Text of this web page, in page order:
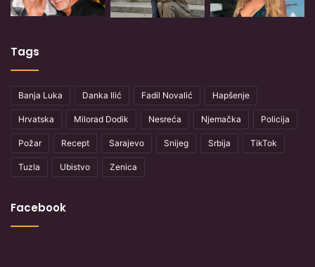
Tags
Banja Luka Danka Ilić Fadil Novalić Hapšenje
Hrvatska Milorad Dodik Nesreća Njemačka Policija
Požar Recept Sarajevo Snijeg Srbija TikTok
Tuzla Ubistvo Zenica
Facebook